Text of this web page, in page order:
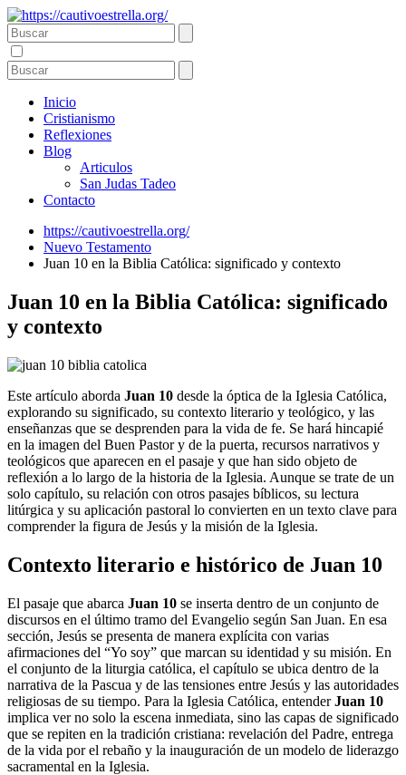
Inicio
Cristianismo
Reflexiones
Blog
Articulos
San Judas Tadeo
Contacto
https://cautivoestrella.org/
Nuevo Testamento
Juan 10 en la Biblia Católica: significado y contexto
Juan 10 en la Biblia Católica: significado
y contexto
Este artículo aborda Juan 10 desde la óptica de la Iglesia Católica,
explorando su significado, su contexto literario y teológico, y las
enseñanzas que se desprenden para la vida de fe. Se hará hincapié
en la imagen del Buen Pastor y de la puerta, recursos narrativos y
teológicos que aparecen en el pasaje y que han sido objeto de
reflexión a lo largo de la historia de la Iglesia. Aunque se trate de un
solo capítulo, su relación con otros pasajes bíblicos, su lectura
litúrgica y su aplicación pastoral lo convierten en un texto clave para
comprender la figura de Jesús y la misión de la Iglesia.
Contexto literario e histórico de Juan 10
El pasaje que abarca Juan 10 se inserta dentro de un conjunto de
discursos en el último tramo del Evangelio según San Juan. En esa
sección, Jesús se presenta de manera explícita con varias
afirmaciones del “Yo soy” que marcan su identidad y su misión. En
el conjunto de la liturgia católica, el capítulo se ubica dentro de la
narrativa de la Pascua y de las tensiones entre Jesús y las autoridades
religiosas de su tiempo. Para la Iglesia Católica, entenderJuan 10
implica ver no solo la escena inmediata, sino las capas de significado
que se repiten en la tradición cristiana: revelación del Padre, entrega
de la vida por el rebaño y la inauguración de un modelo de liderazgo
sacramental en la Iglesia.